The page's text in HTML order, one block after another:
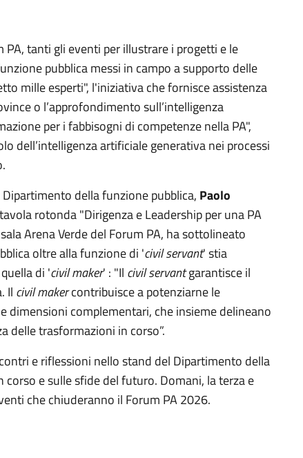
PA, tanti gli eventi per illustrare i progetti e le
pubblica messi in campo a supporto delle
mille esperti", l'iniziativa che fornisce assistenza
o l’approfondimento sull’intelligenza
per i fabbisogni di competenze nella PA",
dell’intelligenza artificiale generativa nei processi
della funzione pubblica, Paolo
rotonda "Dirigenza e Leadership per una PA
Arena Verde del Forum PA, ha sottolineato
oltre alla funzione di 'civil servant' stia
di 'civil maker' : "Il civil servantgarantisce il
Il civil makercontribuisce a potenziarne le
dimensioni complementari, che insieme delineano
delle trasformazioni in corso”.
e riflessioni nello stand del Dipartimento della
e sulle sfide del futuro. Domani, la terza e
che chiuderanno il Forum PA 2026.